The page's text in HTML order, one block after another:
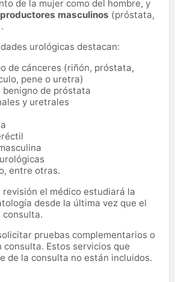
de la mujer como del hombre, y
masculinos (próstata,
urológicas destacan:
de cánceres (riñón, próstata,
pene o uretra)
benigno de próstata
y uretrales
entre otras.
el médico estudiará la
desde la última vez que el
consulta.
pruebas complementarios o
consulta. Estos servicios que
de la consulta no están incluidos.